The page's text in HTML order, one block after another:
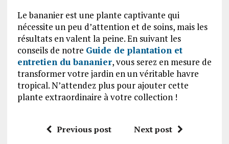
Le bananier est une plante captivante qui
nécessite un peu d’attention et de soins, mais les
résultats en valent la peine. En suivant les
conseils de notre Guide de plantation et
entretien du bananier, vous serez en mesure de
transformer votre jardin en un véritable havre
tropical. N’attendez plus pour ajouter cette
plante extraordinaire à votre collection !
Previous post Next post